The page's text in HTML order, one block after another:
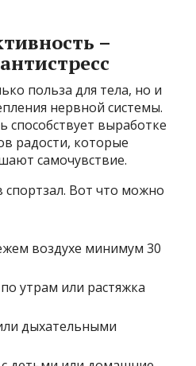
–
польза для тела, но и
нервной системы.
способствует выработке
радости, которые
самочувствие.
спортзал. Вот что можно
воздухе минимум 30
утрам или растяжка
дыхательными